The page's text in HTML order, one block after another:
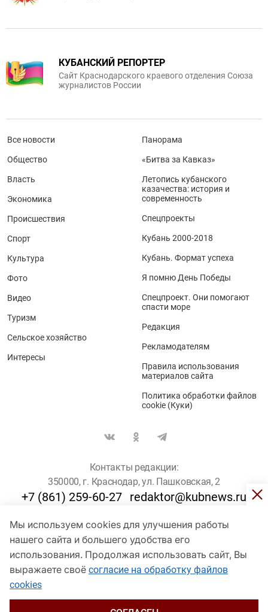
Мы используем cookies для улучшения работы
нашего сайта и большего удобства его
использования. Продолжая использовать сайт, Вы
выражаете своё согласие на обработку файлов
cookies
КУБАНСКИЙ РЕПОРТЕР
Сайт Краснодарского краевого отделения Союза
журналистов России
Все новости
Общество
Власть
Экономика
Происшествия
Спорт
Культура
Фото
Видео
Туризм
Сельское хозяйство
Интересы
Панорама
«Битва за Кавказ»
Летопись кубанского
казачества: история и
современность
Спецпроекты
Кубань 2000-2018
Кубань. Формат успеха
Я помню День Победы
Спецпроект. Они помогают
спасти море
Редакция
Рекламодателям
Правила использования
материалов сайта
Политика обработки файлов
cookie (Куки)
Контакты редакции:
350000, г. Краснодар, ул. Пашковская, 2
+7 (861) 259-60-27 redaktor@kubnews.ru
Для пользователей старше 16 лет
© Кубанские Новости, 2017
Сетевое издание «kubnews» зарегистрировано Федеральной
службой по надзору в сфере связи, информационных технологий
и массовых коммуникаций (Роскомнадзор). Регистрационный